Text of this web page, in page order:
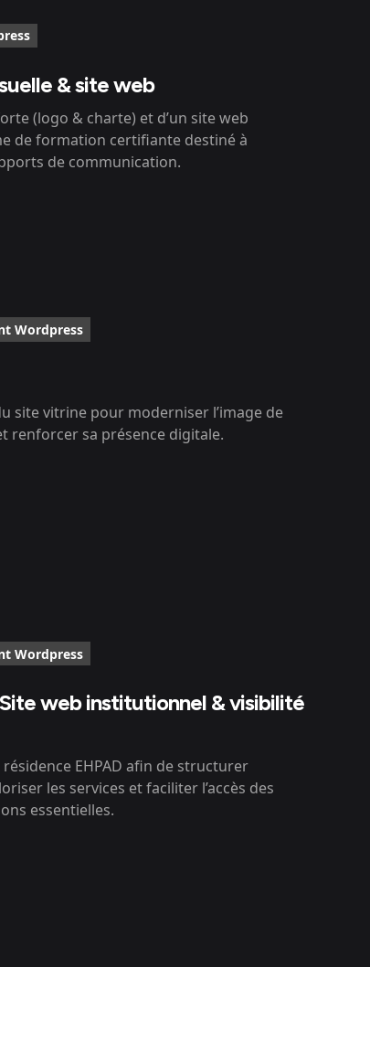
& site web
(logo & charte) et d’un site web
de formation certifiante destiné à
de communication.
Wordpress
site vitrine pour moderniser l’image de
renforcer sa présence digitale.
Wordpress
web institutionnel & visibilité
EHPAD afin de structurer
les services et faciliter l’accès des
essentielles.